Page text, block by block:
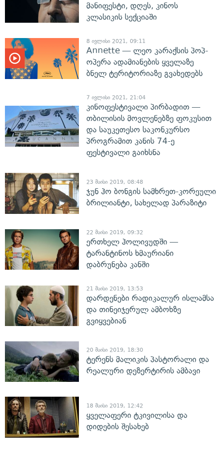
მანიფესტი, დღეს, კინოს
კლასიკის სექციაში
8 ივლისი 2021, 09:11
Annette — ლეო კარაქსის პოპ-
ოპერა ადამიანების ყველაზე
ბნელ ტერიტორიაზე გვახედებს
7 ივლისი 2021, 21:04
კინოფესტივალი პირბადით —
თბილისის მოვლენებზე ფოკუსით
და საუკეთესო საკონკურსო
პროგრამით კანის 74-ე
ფესტივალი გაიხსნა
23 მაისი 2019, 08:48
ჯუნ ჰო ბონგის სამხრეთ-კორეული
ბრილიანტი, სახელად პარაზიტი
22 მაისი 2019, 09:32
ერთხელ ჰოლივუდში —
ტარანტინოს ხმაურიანი
დაბრუნება კანში
21 მაისი 2019, 13:53
დარდენები რადიკალურ ისლამსა
და თინეიჯერულ ამბოხზე
გვიყვებიან
20 მაისი 2019, 18:30
ტერენს მალიკის პასტორალი და
რეალური დეზერტირის ამბავი
18 მაისი 2019, 12:42
ყველაფერი ტკივილისა და
დიდების შესახებ